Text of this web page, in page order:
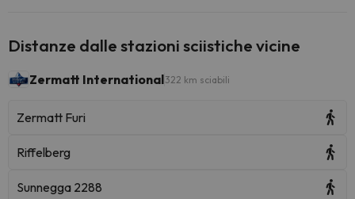
Distanze dalle stazioni sciistiche vicine
Zermatt International322 km sciabili
Zermatt Furi
Riffelberg
Sunnegga 2288